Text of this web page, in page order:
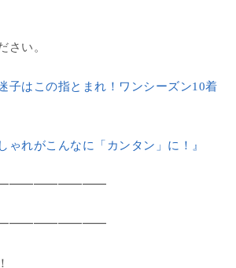
さい。
子はこの指とまれ！ワンシーズン10着
ゃれがこんなに「カンタン」に！』